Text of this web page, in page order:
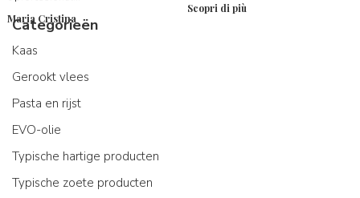
Maria Cristina
Scopri di più
Categorieën
Kaas
Gerookt vlees
Pasta en rijst
EVO-olie
Typische hartige producten
Typische zoete producten